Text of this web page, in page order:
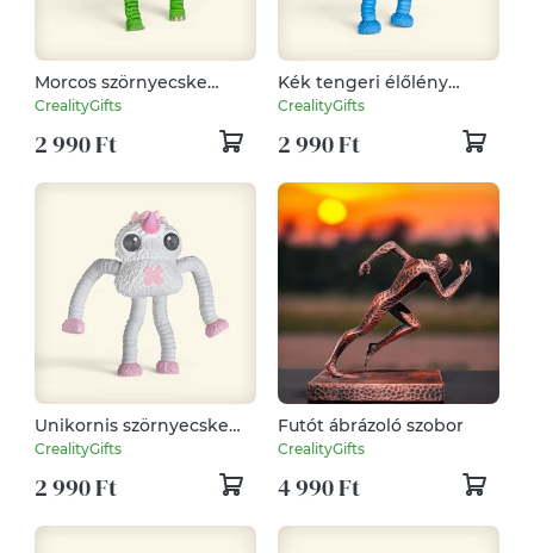
Morcos szörnyecske
kabalafigura –
húzogatható végtagokkal
CrealityGifts
2 990 Ft
Kék tengeri élőlény
kabalafigura –
mozgatható végtagokkal
CrealityGifts
2 990 Ft
Unikornis szörnyecske
kabalafigura –
húzogatható végtagokkal
CrealityGifts
2 990 Ft
Futót ábrázoló szobor
CrealityGifts
4 990 Ft